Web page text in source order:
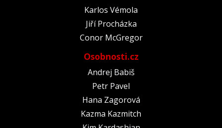
Karlos Vémola
Jiří Procházka
Conor McGregor
Osobnosti.cz
Andrej Babiš
Petr Pavel
Hana Zagorová
Kazma Kazmitch